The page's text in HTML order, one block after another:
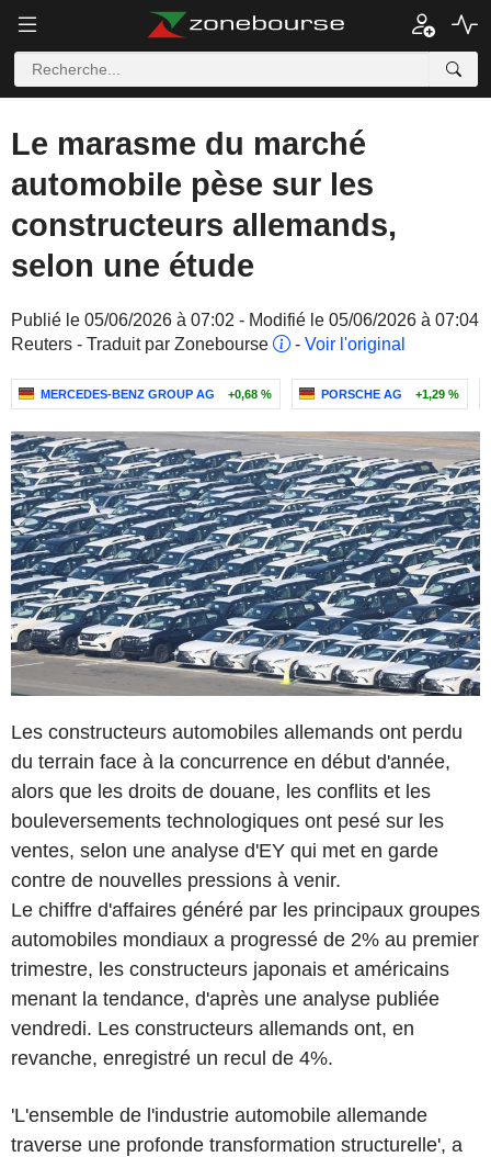
Le marasme du marché
automobile pèse sur les
constructeurs allemands,
selon une étude
Publié le 05/06/2026 à 07:02 - Modifié le 05/06/2026 à 07:04
Reuters - Traduit par Zonebourse
- Voir l'original
MERCEDES-BENZ GROUP AG +0,68 % PORSCHE AG +1,29 %
Les constructeurs automobiles allemands ont perdu
du terrain face à la concurrence en début d'année,
alors que les droits de douane, les conflits et les
bouleversements technologiques ont pesé sur les
ventes, selon une analyse d'EY qui met en garde
contre de nouvelles pressions à venir.
Le chiffre d'affaires généré par les principaux groupes
automobiles mondiaux a progressé de 2% au premier
trimestre, les constructeurs japonais et américains
menant la tendance, d'après une analyse publiée
vendredi. Les constructeurs allemands ont, en
revanche, enregistré un recul de 4%.
'L'ensemble de l'industrie automobile allemande
traverse une profonde transformation structurelle', a